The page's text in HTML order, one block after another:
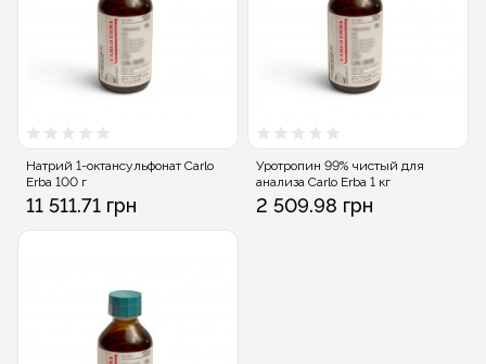
Натрий 1-октансульфонат Carlo
Erba 100 г
11 511.71 грн
Уротропин 99% чистый для
анализа Carlo Erba 1 кг
2 509.98 грн